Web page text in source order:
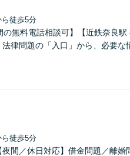
ら徒歩5分
の無料電話相談可】【近鉄奈良
律問題の「入口」から、必要
ら徒歩5分
夜間／休日対応】借金問題／離